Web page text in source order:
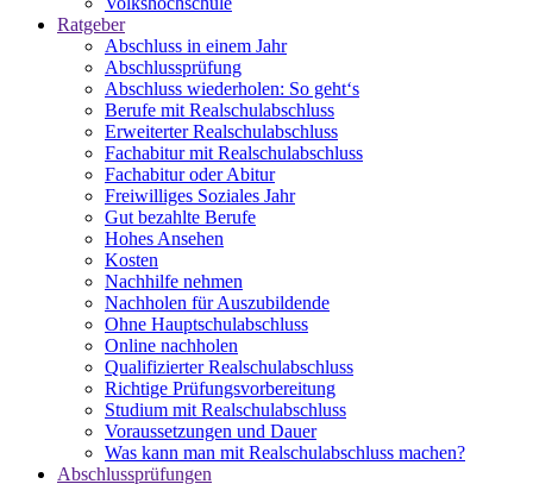
Ratgeber
Abschluss in einem Jahr
Abschlussprüfung
Abschluss wiederholen: So geht‘s
Berufe mit Realschulabschluss
Erweiterter Realschulabschluss
Fachabitur mit Realschulabschluss
Fachabitur oder Abitur
Freiwilliges Soziales Jahr
Gut bezahlte Berufe
Hohes Ansehen
Kosten
Nachhilfe nehmen
Nachholen für Auszubildende
Ohne Hauptschulabschluss
Online nachholen
Qualifizierter Realschulabschluss
Richtige Prüfungsvorbereitung
Studium mit Realschulabschluss
Voraussetzungen und Dauer
Was kann man mit Realschulabschluss machen?
Abschlussprüfungen